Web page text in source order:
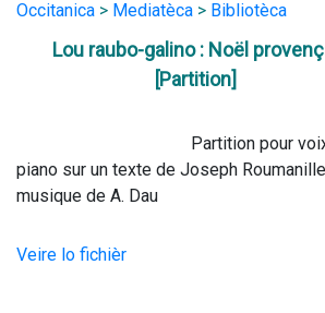
Occitanica > Mediatèca > Bibliotèca
Lou raubo-galino : Noël
[Partition]
piano sur un texte de Joseph
musique de A. Dau
Veire lo fichièr